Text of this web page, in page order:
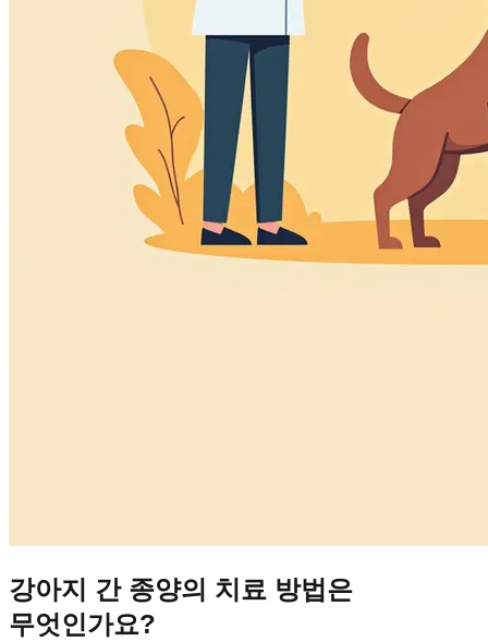
강아지 간 종양의 치료 방법은
무엇인가요?